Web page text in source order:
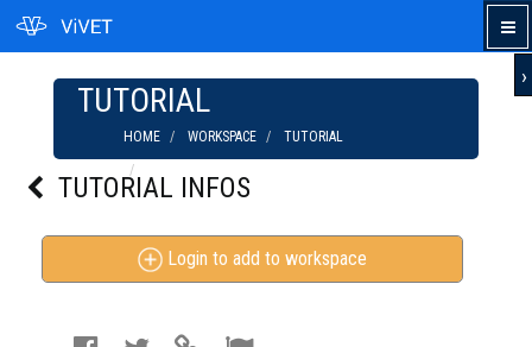
›
TUTORIAL
HOME WORKSPACE
TUTORIAL
TUTORIAL INFOS
Login to add to workspace